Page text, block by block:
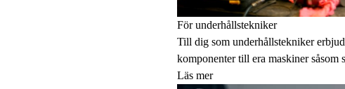
För underhållstekniker
Till dig som underhållstekniker
komponenter till era maskiner
Läs mer